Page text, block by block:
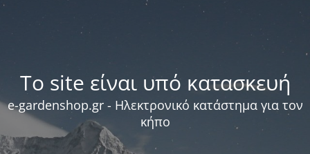
Το site είναι υπό κατασκευή
e-gardenshop.gr - Ηλεκτρονικό κατάστημα για τον
κήπο